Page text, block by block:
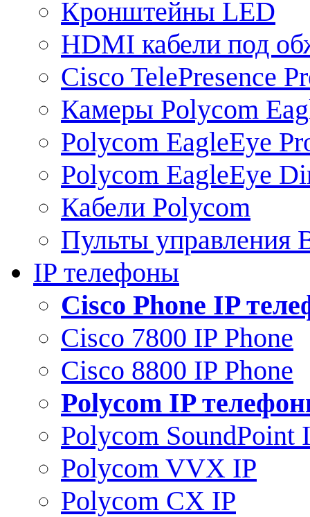
Кронштейны LED
HDMI кабели под
Cisco TelePresence
Камеры Polycom
Polycom EagleEye
Polycom EagleEye
Кабели Polycom
Пульты управления
IP телефоны
Сisco Phone IP
Cisco 7800 IP Phone
Cisco 8800 IP Phone
Polycom IP
Polycom SoundPoint
Polycom VVX IP
Polycom CX IP